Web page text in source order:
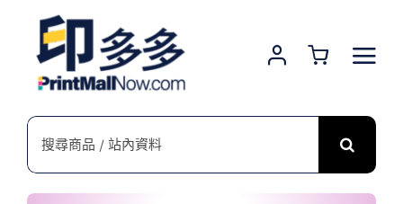
content
搜